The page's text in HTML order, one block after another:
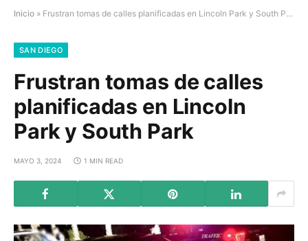
Inicio » Frustran tomas de calles planificadas en Lincoln Park y South Park
SAN DIEGO
Frustran tomas de calles
planificadas en Lincoln
Park y South Park
MAYO 3, 2024 1 MIN READ